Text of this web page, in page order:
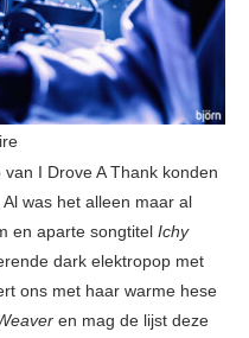
I Drove A Thank konden
was het alleen maar al
en aparte songtitel Ichy
dark elektropop met
ons met haar warme hese
en mag de lijst deze